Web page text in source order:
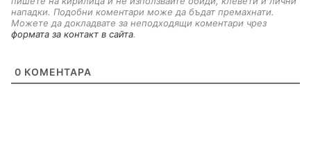
нападки. Подобни коментари може да бъдат премахнати.
Можете да докладвате за неподходящи коментари чрез
формата за контакт в сайта.
0 КОМЕНТАРА